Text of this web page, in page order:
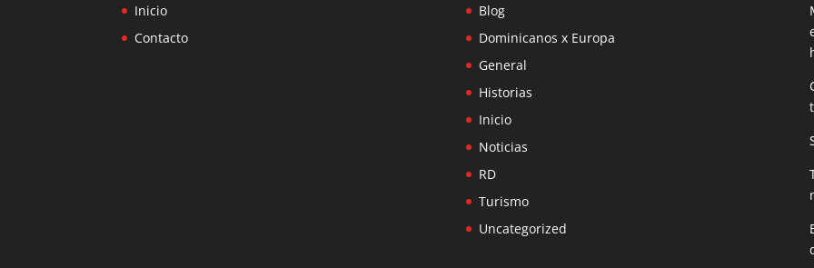
Inicio
Contacto
Blog
Dominicanos x Europa
General
Historias
Inicio
Noticias
RD
Turismo
Uncategorized